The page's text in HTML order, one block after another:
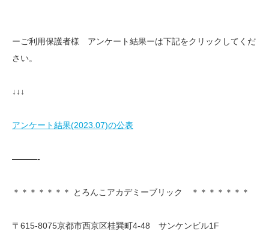
ーご利用保護者様 アンケート結果ーは下記をクリックしてくだ
さい。
↓↓↓
アンケート結果(2023.07)の公表
———-
＊＊＊＊＊＊＊ とろんこアカデミーブリック ＊＊＊＊＊＊＊
〒615-8075京都市西京区桂巽町4-48 サンケンビル1F